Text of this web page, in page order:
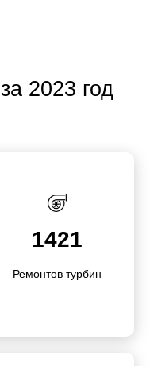
за 2023 год
1421
Ремонтов турбин